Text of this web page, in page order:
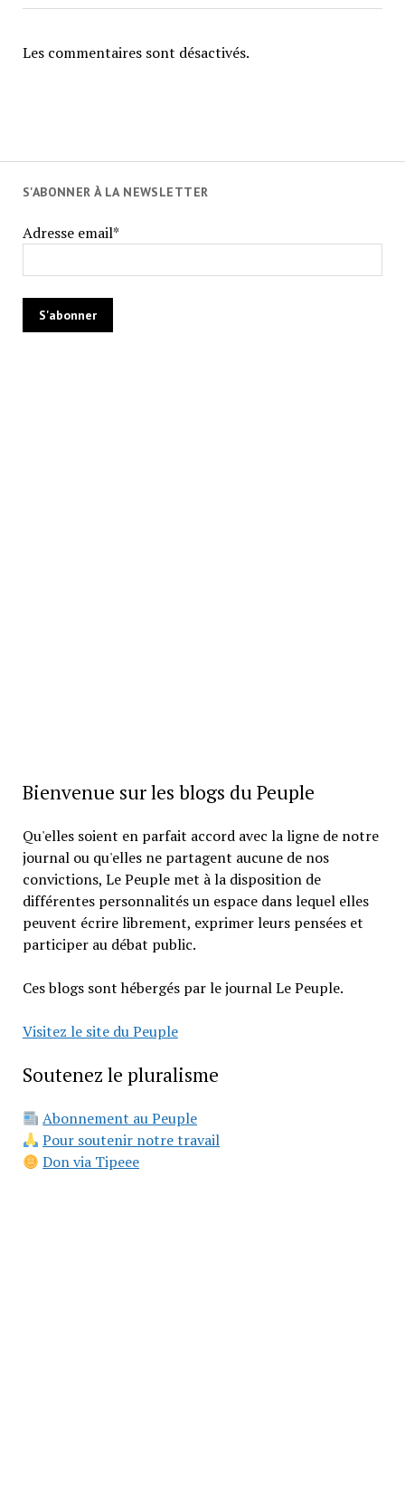
Les commentaires sont désactivés.
S'ABONNER À LA NEWSLETTER
Adresse email*
Bienvenue sur les blogs du Peuple
Qu'elles soient en parfait accord avec la ligne de notre
journal ou qu'elles ne partagent aucune de nos
convictions, Le Peuple met à la disposition de
différentes personnalités un espace dans lequel elles
peuvent écrire librement, exprimer leurs pensées et
participer au débat public.
Ces blogs sont hébergés par le journal Le Peuple.
Visitez le site du Peuple
Soutenez le pluralisme
Abonnement au Peuple
Pour soutenir notre travail
Don via Tipeee